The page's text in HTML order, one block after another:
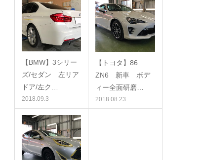
【BMW】3シリー
ズ/セダン 左リア
ドア/左ク…
2018.09.3
【トヨタ】86
ZN6 新車 ボデ
ィー全面研磨…
2018.08.23